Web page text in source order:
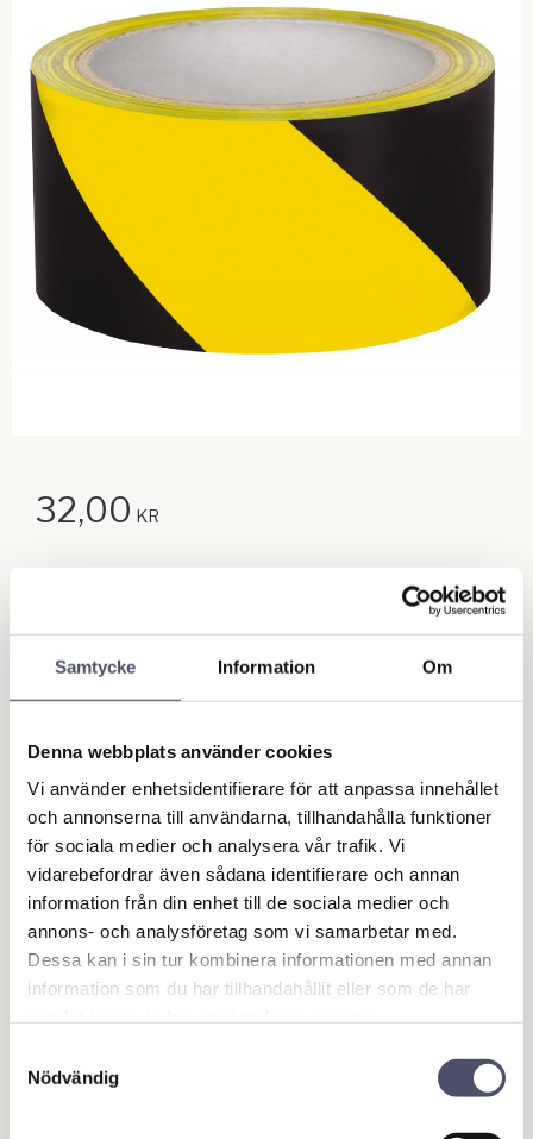
Samtycke Information Om
Denna webbplats använder cookies
Vi använder enhetsidentifierare för att anpassa innehållet
och annonserna till användarna, tillhandahålla funktioner
för sociala medier och analysera vår trafik. Vi
vidarebefordrar även sådana identifierare och annan
information från din enhet till de sociala medier och
annons- och analysföretag som vi samarbetar med.
Dessa kan i sin tur kombinera informationen med annan
information som du har tillhandahållit eller som de har
Nödvändig
32,00 KR
pc.
BUY
Stock status
Write a review!
Reviews
You